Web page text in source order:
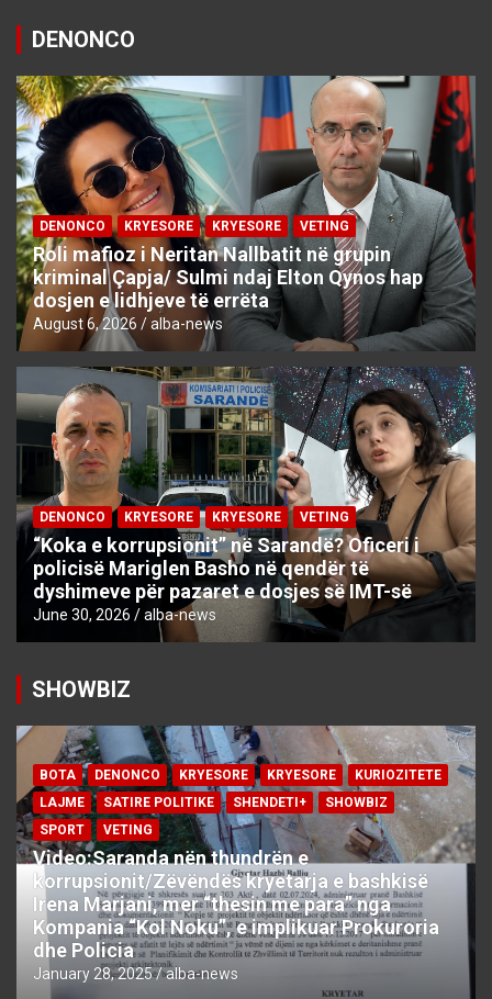
DENONCO
DENONCO KRYESORE KRYESORE VETING
Roli mafioz i Neritan Nallbatit në grupin
kriminal Çapja/ Sulmi ndaj Elton Qynos hap
dosjen e lidhjeve të errëta
August 6, 2026 alba-news
DENONCO KRYESORE KRYESORE VETING
“Koka e korrupsionit” në Sarandë? Oficeri i
policisë Mariglen Basho në qendër të
dyshimeve për pazaret e dosjes së IMT-së
June 30, 2026 alba-news
SHOWBIZ
BOTA DENONCO KRYESORE KRYESORE
KURIOZITETE
LAJME
SATIRE POLITIKE SHENDETI+
SHOWBIZ
SPORT
VETING
Video:Saranda nën thundrën e
korrupsionit/Zëvëndës kryetarja e bashkisë
Irena Marjani, mer “thesin me para” nga
Kompania “Kol Noku”, e implikuar Prokuroria
dhe Policia
January 28, 2025 alba-news